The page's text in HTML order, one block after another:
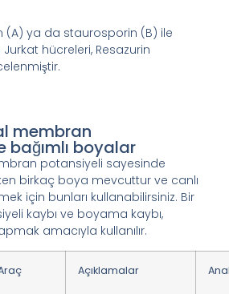
(A) ya da staurosporin (B) ile
hücreleri, Resazurin
membran
bağımlı boyalar
potansiyeli sayesinde
birkaç boya mevcuttur ve canlı
için bunları kullanabilirsiniz. Bir
kaybı ve boyama kaybı,
amacıyla kullanılır.
Açıklamalar